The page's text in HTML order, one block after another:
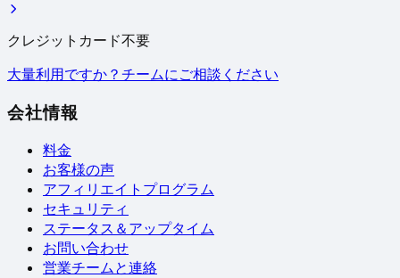
クレジットカード不要
大量利用ですか？チームにご相談ください
会社情報
料金
お客様の声
アフィリエイトプログラム
セキュリティ
ステータス＆アップタイム
お問い合わせ
営業チームと連絡